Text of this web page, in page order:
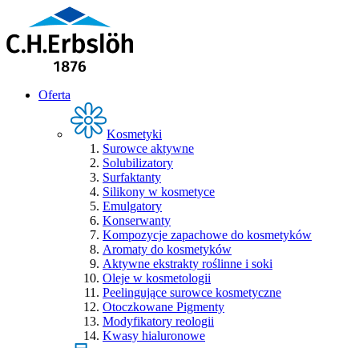
Oferta
Kosmetyki
Surowce aktywne
Solubilizatory
Surfaktanty
Silikony w kosmetyce
Emulgatory
Konserwanty
Kompozycje zapachowe do kosmetyków
Aromaty do kosmetyków
Aktywne ekstrakty roślinne i soki
Oleje w kosmetologii
Peelingujące surowce kosmetyczne
Otoczkowane Pigmenty
Modyfikatory reologii
Kwasy hialuronowe